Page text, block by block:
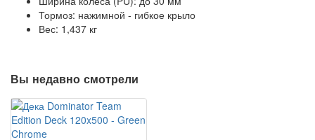
Тормоз: нажимной - гибкое крыло
Вес: 1,437 кг
Вы недавно смотрели